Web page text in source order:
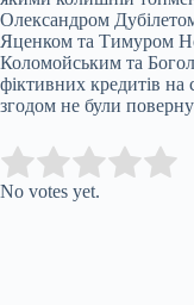
Олександром
Яценком та Тимуром
Коломойським та
фіктивних кредитів на
згодом не були
Rate this item:
No votes yet.